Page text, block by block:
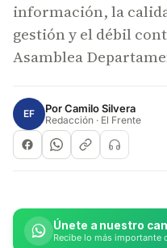
información, la
gestión y el débil
Asamblea
EF PorCamilo Silvera
Redacción · El Frente
Únete a nuestro
Recibe lo más importante